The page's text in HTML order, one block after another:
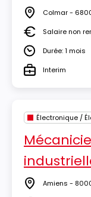
Lieu Colmar -
SalaireSalaire non
DuréeDurée: 1 mois
TypeInterim
Électronique /
Lieu Amiens -